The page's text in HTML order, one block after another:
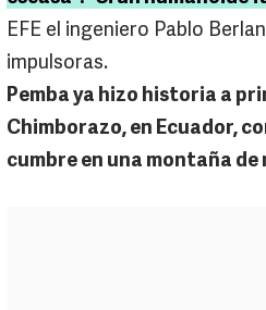
EFE el ingeniero Pablo
impulsoras.
Pemba ya hizo historia a
Chimborazo, en Ecuador,
cumbre en una montaña de